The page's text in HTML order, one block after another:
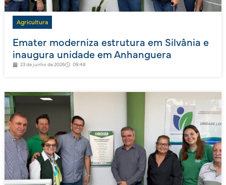
Agricultura
Emater moderniza estrutura em Silvânia e
inaugura unidade em Anhanguera
23 de junho de 2026 09:48